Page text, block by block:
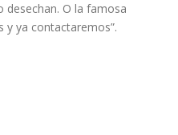
desechan. O la famosa
y ya contactaremos”.